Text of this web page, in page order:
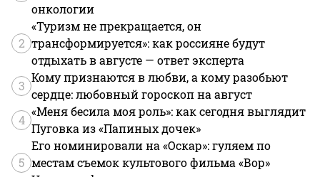
онкологии
2
«Туризм не прекращается, он
трансформируется»: как россияне будут
отдыхать в августе — ответ эксперта
3
Кому признаются в любви, а кому разобьют
сердце: любовный гороскоп на август
4
«Меня бесила моя роль»: как сегодня выглядит
Пуговка из «Папиных дочек»
5
Его номинировали на «Оскар»: гуляем по
местам съемок культового фильма «Вор»